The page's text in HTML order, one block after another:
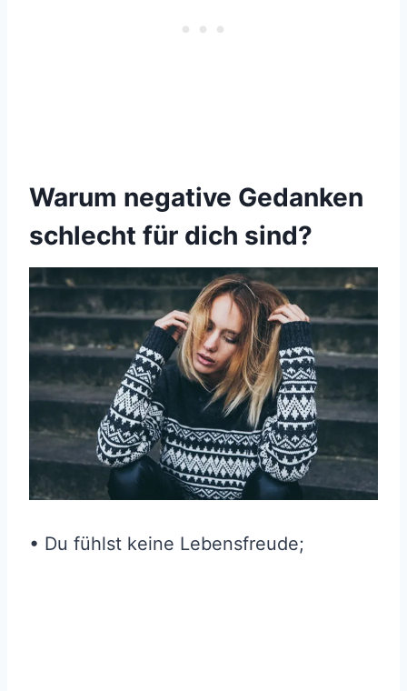
Warum negative Gedanken
schlecht für dich sind?
• Du fühlst keine Lebensfreude;